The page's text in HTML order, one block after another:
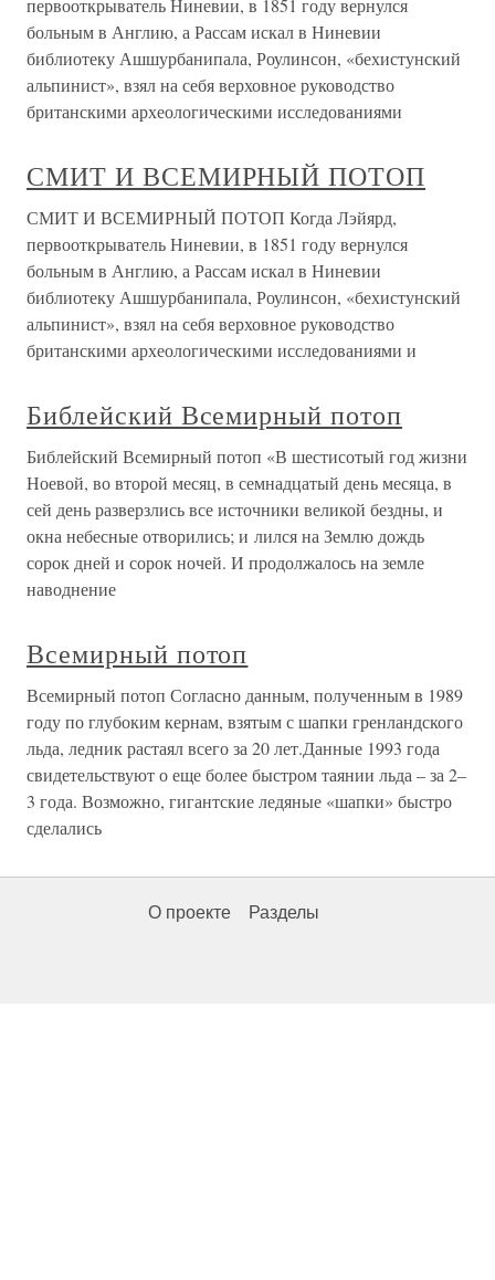
первооткрыватель Ниневии, в 1851 году вернулся
больным в Англию, а Рассам искал в Ниневии
библиотеку Ашшурбанипала, Роулинсон, «бехистунский
альпинист», взял на себя верховное руководство
британскими археологическими исследованиями
СМИТ И ВСЕМИРНЫЙ ПОТОП
СМИТ И ВСЕМИРНЫЙ ПОТОП Когда Лэйярд,
первооткрыватель Ниневии, в 1851 году вернулся
больным в Англию, а Рассам искал в Ниневии
библиотеку Ашшурбанипала, Роулинсон, «бехистунский
альпинист», взял на себя верховное руководство
британскими археологическими исследованиями и
Библейский Всемирный потоп
Библейский Всемирный потоп «В шестисотый год жизни
Ноевой, во второй месяц, в семнадцатый день месяца, в
сей день разверзлись все источники великой бездны, и
окна небесные отворились; и лился на Землю дождь
сорок дней и сорок ночей. И продолжалось на земле
наводнение
Всемирный потоп
Всемирный потоп Согласно данным, полученным в 1989
году по глубоким кернам, взятым с шапки гренландского
льда, ледник растаял всего за 20 лет.Данные 1993 года
свидетельствуют о еще более быстром таянии льда – за 2–
3 года. Возможно, гигантские ледяные «шапки» быстро
сделались
О проекте Разделы